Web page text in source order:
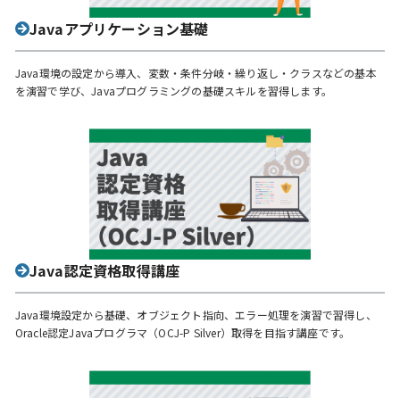
Javaアプリケーション基礎
Java環境の設定から導入、変数・条件分岐・繰り返し・クラスなどの基本
を演習で学び、Javaプログラミングの基礎スキルを習得します。
Java認定資格取得講座
Java環境設定から基礎、オブジェクト指向、エラー処理を演習で習得し、
Oracle認定Javaプログラマ（OCJ-P Silver）取得を目指す講座です。